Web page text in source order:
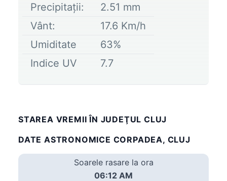
Precipitații: 2.51 mm
Vânt:
17.6 Km/h
Umiditate
63%
Indice UV
7.7
STAREA VREMII ÎN JUDEŢUL CLUJ
DATE ASTRONOMICE CORPADEA, CLUJ
Soarele rasare la ora
06:12 AM